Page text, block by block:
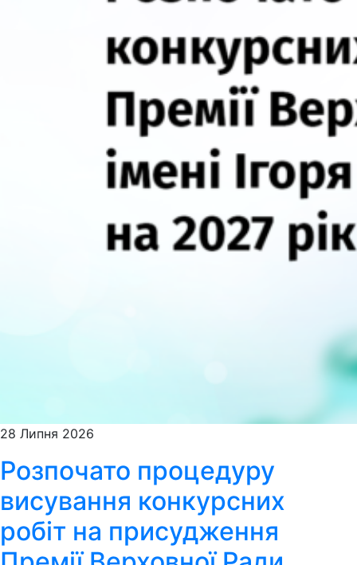
28 Липня 2026
Розпочато процедуру
висування конкурсних
робіт на присудження